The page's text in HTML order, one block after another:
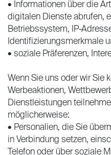
• Informationen über die
digitalen Dienste abrufen,
Betriebssystem, IP-
Identifizierungsmerkmale
• soziale Präferenzen,
Wenn Sie uns oder wir Sie
Werbeaktionen,
Dienstleistungen
möglicherweise:
• Personalien, die Sie
in Verbindung setzen,
Telefon oder über soziale